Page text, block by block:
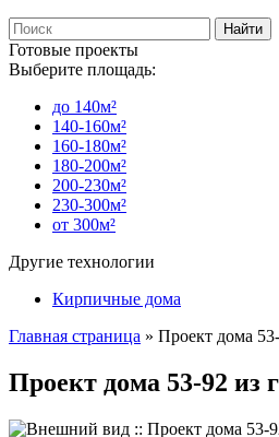
Готовые проекты
Выберите площадь:
до 140м²
140-160м²
160-180м²
180-200м²
200-230м²
230-300м²
от 300м²
Другие технологии
Кирпичные дома
Главная страница » Проект дома
Проект дома 53-92 из